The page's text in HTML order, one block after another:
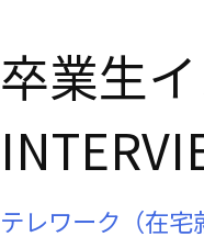
卒業生
テレワーク（在宅